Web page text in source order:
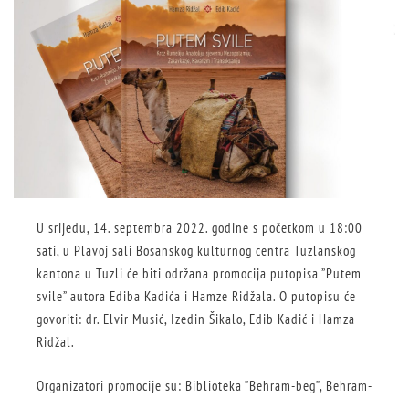
U srijedu, 14. septembra 2022. godine s početkom u 18:00
sati, u Plavoj sali Bosanskog kulturnog centra Tuzlanskog
kantona u Tuzli će biti održana promocija putopisa ”Putem
svile” autora Ediba Kadića i Hamze Ridžala. O putopisu će
govoriti: dr. Elvir Musić, Izedin Šikalo, Edib Kadić i Hamza
Ridžal.
Organizatori promocije su: Biblioteka ”Behram-beg”, Behram-